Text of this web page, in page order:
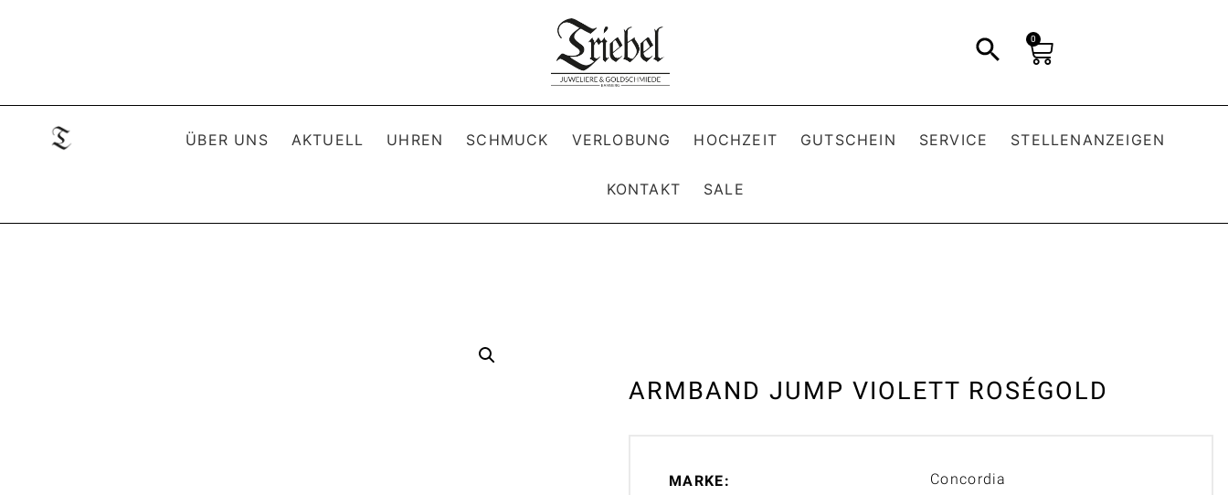
0
ÜBER UNS AKTUELL UHREN SCHMUCK VERLOBUNG HOCHZEIT GUTSCHEIN SERVICE STELLENANZEIGEN
KONTAKT SALE
ARMBAND JUMP VIOLETT ROSÉGOLD
MARKE:
Concordia